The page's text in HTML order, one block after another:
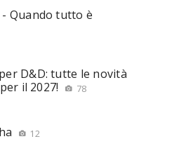
Quando tutto è
D&D: tutte le novità
il 2027!
78
12